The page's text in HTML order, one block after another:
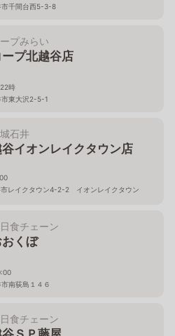
市千間台西5-3-8
プみらい
ープ北越谷店
時
市東大沢2-5-1
石井
谷イオンレイクタウン店
市レイクタウン4-2-2 イオンレイクタウン
食チェーン
おくぼ
南荻島１４６
食チェーン